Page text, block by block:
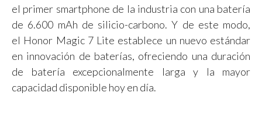
el primer smartphone de la industria con una batería
de 6.600 mAh de silicio-carbono. Y de este modo,
el Honor Magic 7 Lite establece un nuevo estándar
en innovación de baterías, ofreciendo una duración
de batería excepcionalmente larga y la mayor
capacidad disponible hoy en día.